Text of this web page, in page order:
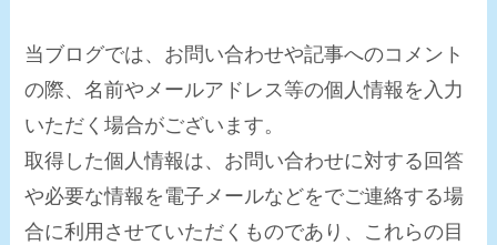
当ブログでは、お問い合わせや記事へのコメント
の際、名前やメールアドレス等の個人情報を入力
いただく場合がございます。
取得した個人情報は、お問い合わせに対する回答
や必要な情報を電子メールなどをでご連絡する場
合に利用させていただくものであり、これらの目